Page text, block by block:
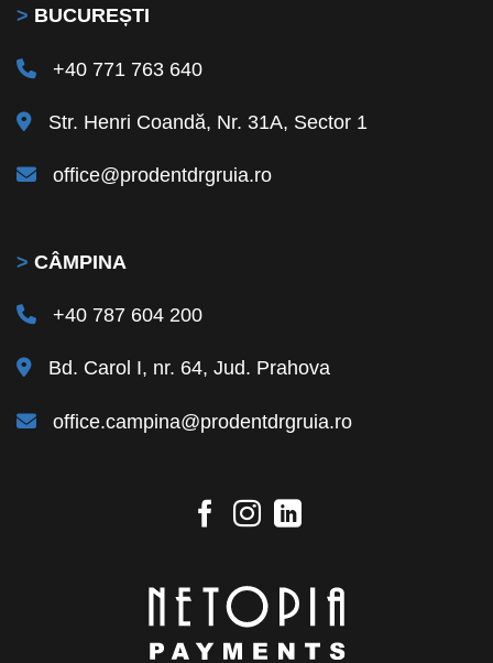
> BUCUREȘTI
+40 771 763 640
Str. Henri Coandă, Nr. 31A, Sector 1
office@prodentdrgruia.ro
> CÂMPINA
+40 787 604 200
Bd. Carol I, nr. 64, Jud. Prahova
office.campina@prodentdrgruia.ro